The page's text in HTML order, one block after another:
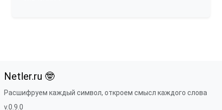
Netler.ru 🤓
Расшифруем каждый символ, откроем смысл каждого слова
v.0.9.0